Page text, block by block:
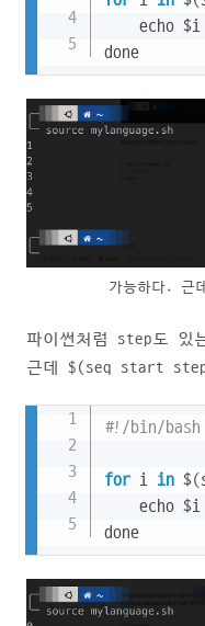
    echo $i
done
가능하다. 근
파이썬처럼 step도 있
근데 $(seq start
#!/bin/bash
for i in $(
    echo $i
done